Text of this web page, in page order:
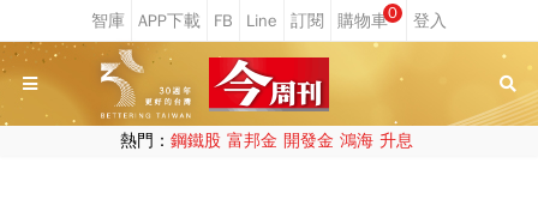
0
熱門： 鋼鐵股 富邦金 開發金 鴻海 升息